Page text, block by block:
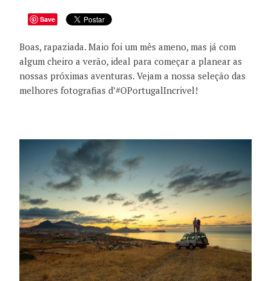
Save
Boas, rapaziada. Maio foi um mês ameno, mas já com
algum cheiro a verão, ideal para começar a planear as
nossas próximas aventuras. Vejam a nossa seleção das
melhores fotografias d’#OPortugalIncrivel!